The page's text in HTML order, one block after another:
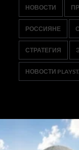
НОВОСТИ
РОССИЯНЕ
СТРАТЕГИЯ
НОВОСТИ